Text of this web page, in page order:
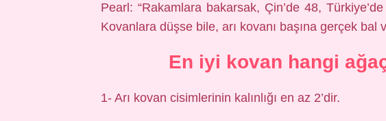
Pearl: “Rakamlara bakarsak, Çin’de 48,
Kovanlara düşse bile, arı kovanı başına gerçek bal
En iyi kovan hangi
1- Arı kovan cisimlerinin kalınlığı en az 2’dir.